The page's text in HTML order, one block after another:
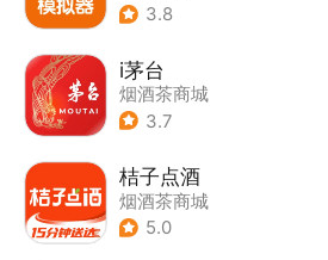
3.8
i茅台
烟酒茶商城
3.7
桔子点酒
烟酒茶商城
5.0